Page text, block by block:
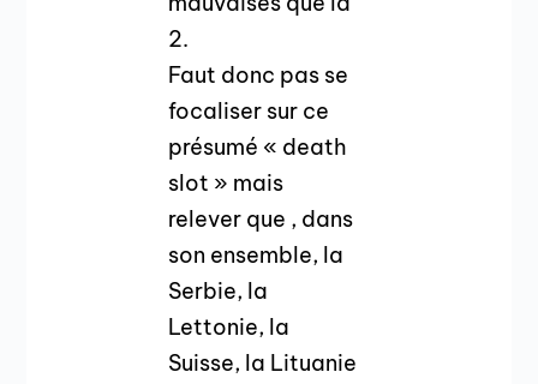
2.
Faut donc pas se
focaliser sur ce
présumé « death
slot » mais
relever que , dans
son ensemble, la
Serbie, la
Lettonie, la
Suisse, la Lituanie